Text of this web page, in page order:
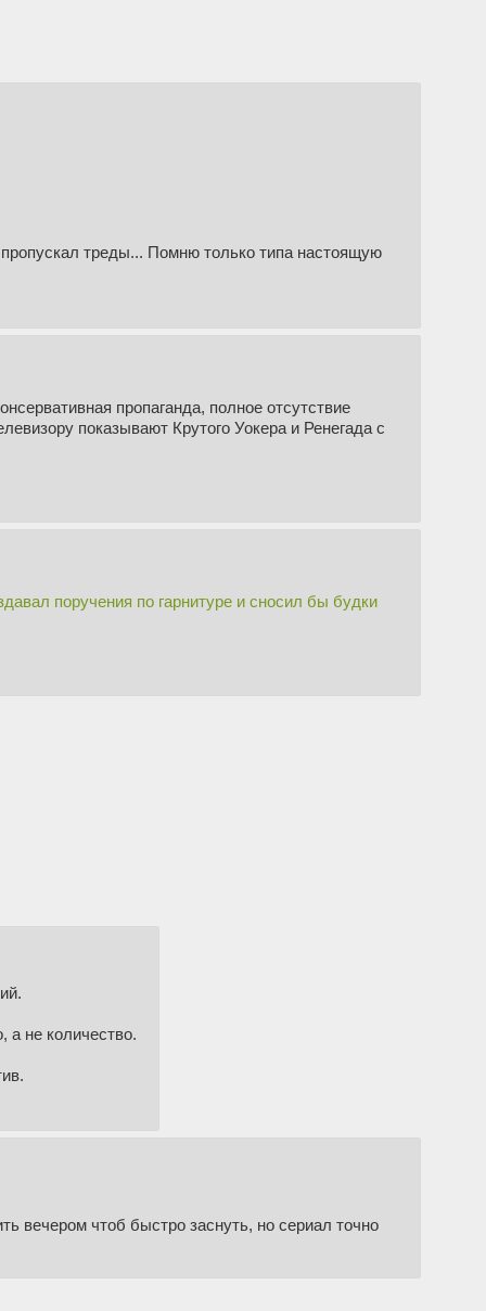
треды... Помню только типа настоящую
пропаганда, полное отсутствие
показывают Крутого Уокера и Ренегада с
поручения по гарнитуре и сносил бы будки
а не количество.
вечером чтоб быстро заснуть, но сериал точно